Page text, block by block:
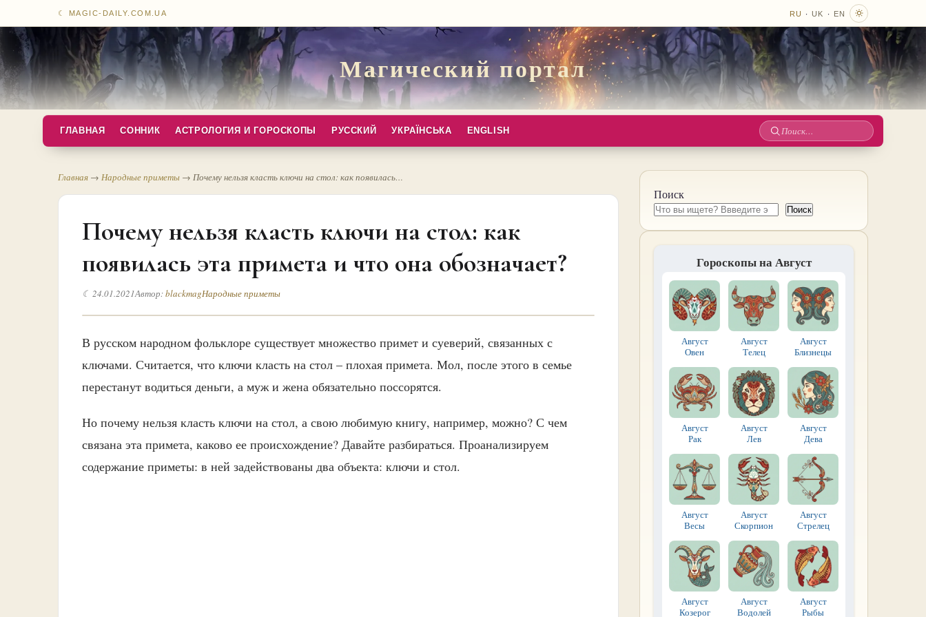
☾ MAGIC-DAILY.COM.UA RU · UK · EN
Магический портал
ГЛАВНАЯ СОННИК АСТРОЛОГИЯ И ГОРОСКОПЫ РУССКИЙ УКРАЇНСЬКА ENGLISH
Поиск
Главная → Народные приметы → Почему нельзя класть ключи на стол: как появилась…
Почему нельзя класть ключи на стол: как
появилась эта примета и что она обозначает?
☾ 24.01.2021Автор:blackmagНародные приметы
В русском народном фольклоре существует множество примет и суеверий, связанных с
ключами. Считается, что ключи класть на стол – плохая примета. Мол, после этого в семье
перестанут водиться деньги, а муж и жена обязательно поссорятся.
Но почему нельзя класть ключи на стол, а свою любимую книгу, например, можно? С чем
связана эта примета, каково ее происхождение? Давайте разбираться. Проанализируем
содержание приметы: в ней задействованы два объекта: ключи и стол.
Поиск
Поиск
Гороскопы на Август
Август
Овен
Август
Телец
Август
Близнецы
Август
Рак
Август
Лев
Август
Дева
Август
Весы
Август
Скорпион
Август
Стрелец
Август
Козерог
Август
Водолей
Август
Рыбы